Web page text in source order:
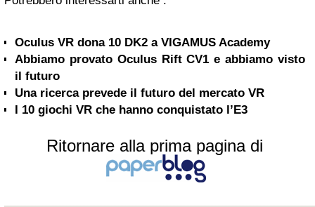
Oculus VR dona 10 DK2 a VIGAMUS Academy
Abbiamo provato Oculus Rift CV1 e abbiamo visto
il futuro
Una ricerca prevede il futuro del mercato VR
I 10 giochi VR che hanno conquistato l’E3
Ritornare alla prima pagina di